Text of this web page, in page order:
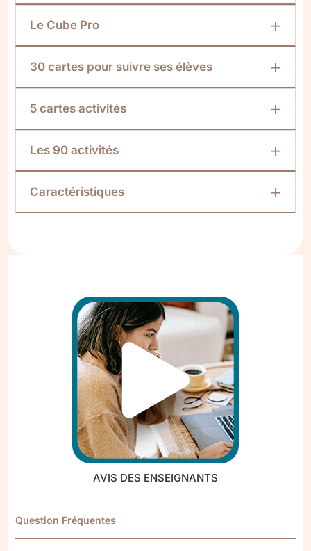
Le Cube Pro
30 cartes pour suivre ses élèves
5 cartes activités
Les 90 activités
Caractéristiques
AVIS DES ENSEIGNANTS
Question Fréquentes